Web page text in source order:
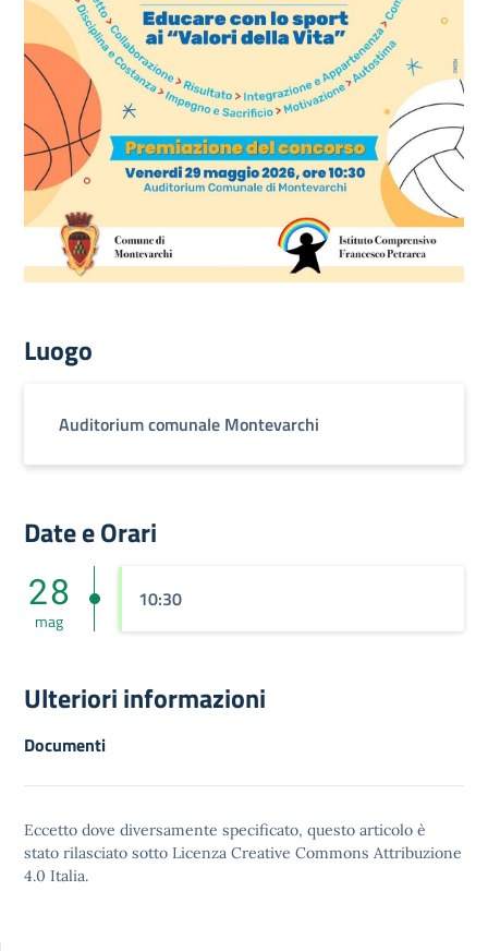
Luogo
Auditorium comunale Montevarchi
Date e Orari
28
mag
10:30
Ulteriori informazioni
Documenti
Eccetto dove diversamente specificato, questo articolo è
stato rilasciato sotto Licenza Creative Commons Attribuzione
4.0 Italia.